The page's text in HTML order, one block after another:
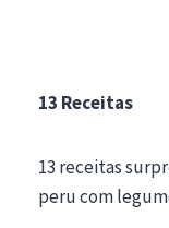
13 Receitas
13 receitas
peru com